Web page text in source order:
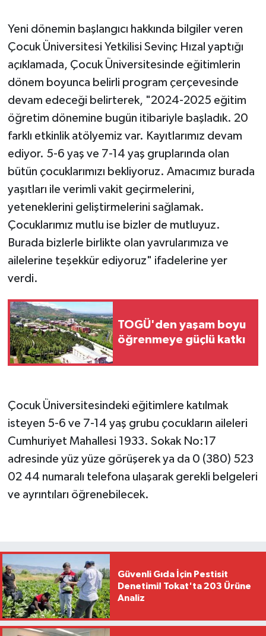
Yeni dönemin başlangıcı hakkında bilgiler veren
Çocuk Üniversitesi Yetkilisi Sevinç Hızal yaptığı
açıklamada, Çocuk Üniversitesinde eğitimlerin
dönem boyunca belirli program çerçevesinde
devam edeceği belirterek, "2024-2025 eğitim
öğretim dönemine bugün itibariyle başladık. 20
farklı etkinlik atölyemiz var. Kayıtlarımız devam
ediyor. 5-6 yaş ve 7-14 yaş gruplarında olan
bütün çocuklarımızı bekliyoruz. Amacımız burada
yaşıtları ile verimli vakit geçirmelerini,
yeteneklerini geliştirmelerini sağlamak.
Çocuklarımız mutlu ise bizler de mutluyuz.
Burada bizlerle birlikte olan yavrularımıza ve
ailelerine teşekkür ediyoruz" ifadelerine yer
verdi.
TOGÜ'den yaşam boyu
öğrenmeye güçlü katkı
Çocuk Üniversitesindeki eğitimlere katılmak
isteyen 5-6 ve 7-14 yaş grubu çocukların aileleri
Cumhuriyet Mahallesi 1933. Sokak No:17
adresinde yüz yüze görüşerek ya da 0 (380) 523
02 44 numaralı telefona ulaşarak gerekli belgeleri
ve ayrıntıları öğrenebilecek.
Güvenli Gıda İçin Pestisit
Denetimi! Tokat'ta 203 Ürüne
Analiz